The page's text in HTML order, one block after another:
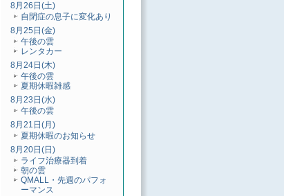
8月26日(土)
自閉症の息子に変化あり
8月25日(金)
午後の雲
レンタカー
8月24日(木)
午後の雲
夏期休暇雑感
8月23日(水)
午後の雲
8月21日(月)
夏期休暇のお知らせ
8月20日(日)
ライフ治療器到着
朝の雲
QMALL・先週のパフォ
ーマンス